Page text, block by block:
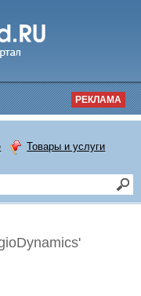
РЕКЛАМА
Товары и услуги